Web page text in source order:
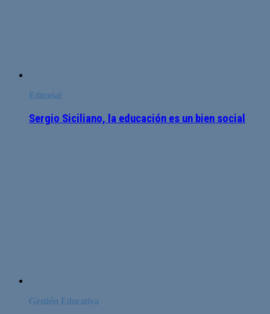
Editorial
Sergio Siciliano, la educación es un bien social
Gestión Educativa